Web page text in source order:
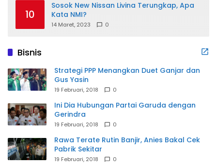
10
Sosok New Nissan Livina Terungkap, Apa
Kata NMI?
14 Maret, 2023 0
Bisnis
Strategi PPP Menangkan Duet Ganjar dan
Gus Yasin
19 Februari, 2018 0
Ini Dia Hubungan Partai Garuda dengan
Gerindra
19 Februari, 2018 0
Rawa Terate Rutin Banjir, Anies Bakal Cek
Pabrik Sekitar
19 Februari, 2018 0